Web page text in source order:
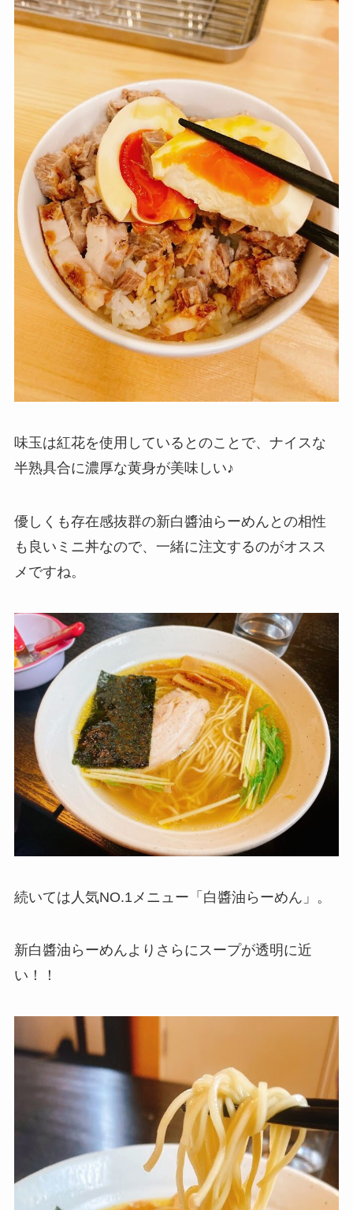
味玉は紅花を使用しているとのことで、ナイスな
半熟具合に濃厚な黄身が美味しい♪
優しくも存在感抜群の新白醬油らーめんとの相性
も良いミニ丼なので、一緒に注文するのがオスス
メですね。
続いては人気NO.1メニュー「白醬油らーめん」。
新白醬油らーめんよりさらにスープが透明に近
い！！